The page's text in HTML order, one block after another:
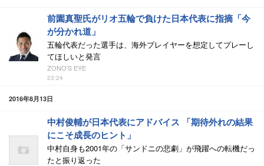
前園真聖氏がリオ五輪で負けた日本代表に指摘「今
が分かれ道」
五輪代表だった選手は、海外プレイヤーを想定してプレーし
てほしいと発言
ZONO'S EYE
23:24
2016年8月13日
中村俊輔が日本代表にアドバイス 「期待外れの結果
にこそ成長のヒント」
中村自身も2001年の「サンドニの悲劇」が飛躍への転機だっ
たと振り返った